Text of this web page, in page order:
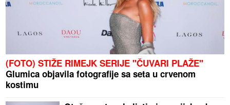
(FOTO) STIŽE RIMEJK SERIJE "ČUVARI PLAŽE"
Glumica objavila fotografije sa seta u crvenom
kostimu